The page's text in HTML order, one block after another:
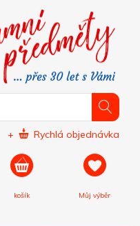
+ Rychlá objednávka
košík Můj výběr